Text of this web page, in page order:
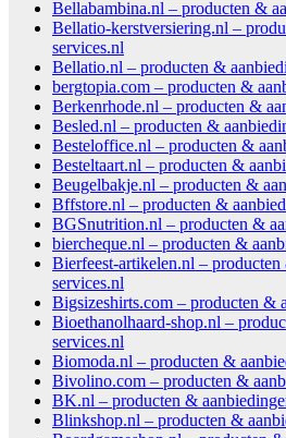
Bellabambina.nl – producten &
Bellatio-kerstversiering.nl –
services.nl
Bellatio.nl – producten &
bergtopia.com – producten &
Berkenrhode.nl – producten &
Besled.nl – producten &
Besteloffice.nl – producten &
Besteltaart.nl – producten &
Beugelbakje.nl – producten &
Bffstore.nl – producten &
BGSnutrition.nl – producten &
biercheque.nl – producten &
Bierfeest-artikelen.nl –
services.nl
Bigsizeshirts.com – producten &
Bioethanolhaard-shop.nl –
services.nl
Biomoda.nl – producten &
Bivolino.com – producten &
BK.nl – producten &
Blinkshop.nl – producten &